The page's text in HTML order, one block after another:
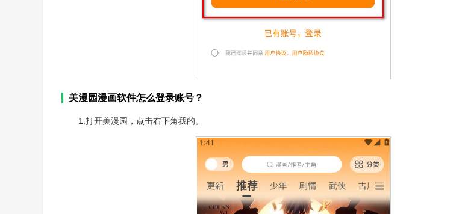
美漫园漫画软件怎么登录账号？
1.打开美漫园，点击右下角我的。